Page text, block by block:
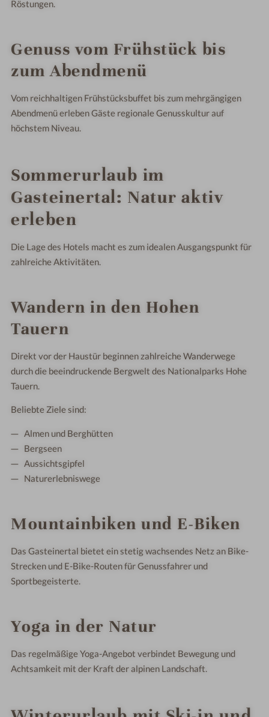
Röstungen.
Genuss vom Frühstück bis
zum Abendmenü
Vom reichhaltigen Frühstücksbuffet bis zum mehrgängigen
Abendmenü erleben Gäste regionale Genusskultur auf
höchstem Niveau.
Sommerurlaub im
Gasteinertal: Natur aktiv
erleben
Die Lage des Hotels macht es zum idealen Ausgangspunkt für
zahlreiche Aktivitäten.
Wandern in den Hohen
Tauern
Direkt vor der Haustür beginnen zahlreiche Wanderwege
durch die beeindruckende Bergwelt des Nationalparks Hohe
Tauern.
Beliebte Ziele sind:
Almen und Berghütten
Bergseen
Aussichtsgipfel
Naturerlebniswege
Mountainbiken und E-Biken
Das Gasteinertal bietet ein stetig wachsendes Netz an Bike-
Strecken und E-Bike-Routen für Genussfahrer und
Sportbegeisterte.
Yoga in der Natur
Das regelmäßige Yoga-Angebot verbindet Bewegung und
Achtsamkeit mit der Kraft der alpinen Landschaft.